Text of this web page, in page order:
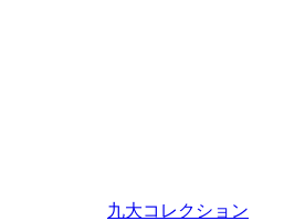
九大コレクション